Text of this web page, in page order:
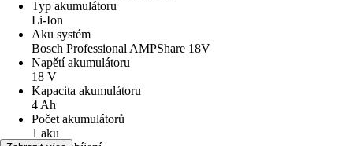
Typ akumulátoru
Li-Ion
Aku systém
Bosch Professional AMPShare 18V
Napětí akumulátoru
18 V
Kapacita akumulátoru
4 Ah
Počet akumulátorů
1 aku